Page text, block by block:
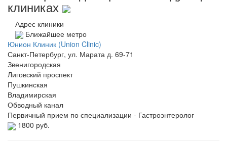
клиниках
Адрес клиники
Ближайшее метро
Юнион Клиник (Union Clinic)
Санкт-Петербург, ул. Марата д. 69-71
Звенигородская
Лиговский проспект
Пушкинская
Владимирская
Обводный канал
Первичный прием по специализации - Гастроэнтеролог
1800 руб.